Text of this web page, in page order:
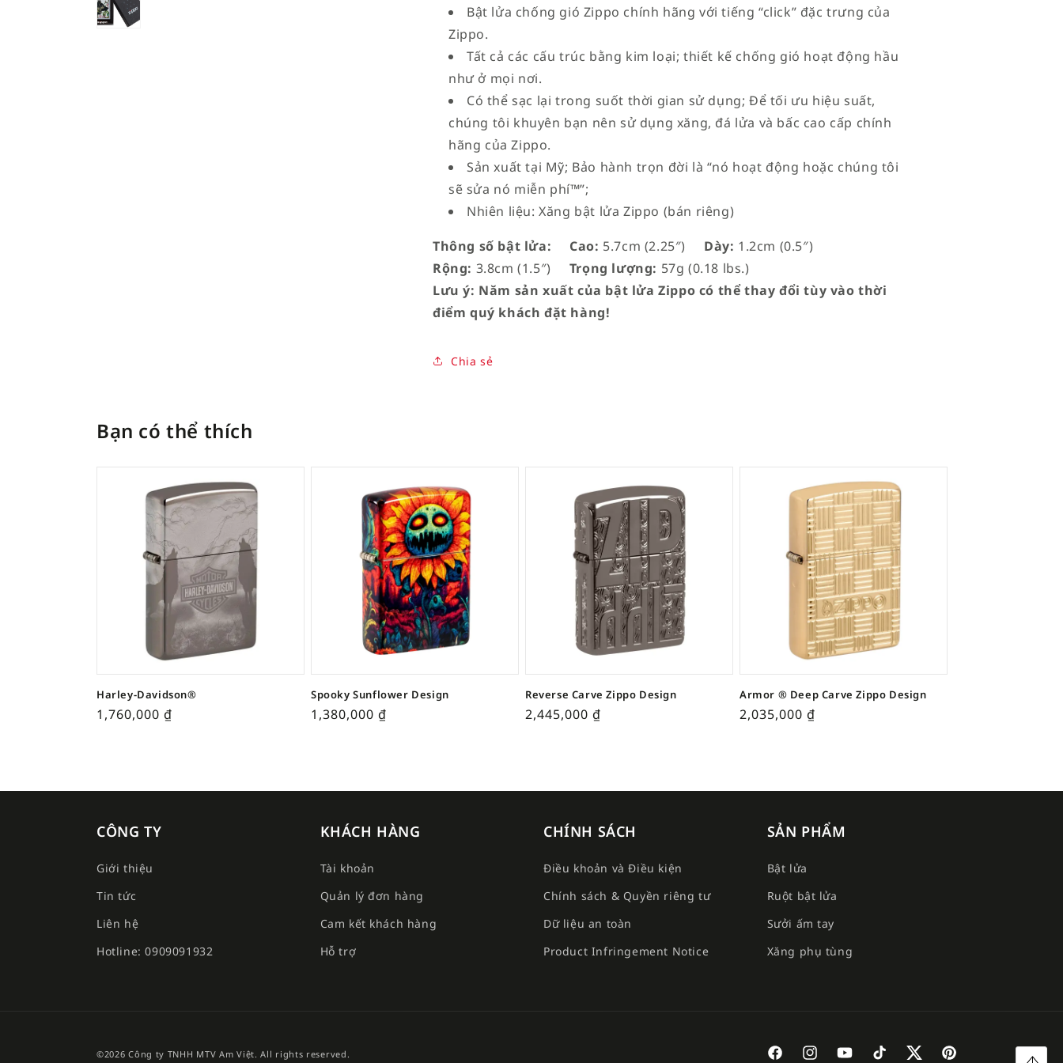
Bật lửa chống gió Zippo chính hãng với tiếng “click” đặc trưng của
Zippo.
Tất cả các cấu trúc bằng kim loại; thiết kế chống gió hoạt động hầu
như ở mọi nơi.
Có thể sạc lại trong suốt thời gian sử dụng; Để tối ưu hiệu suất,
chúng tôi khuyên bạn nên sử dụng xăng, đá lửa và bấc cao cấp chính
hãng của Zippo.
Sản xuất tại Mỹ; Bảo hành trọn đời là “nó hoạt động hoặc chúng tôi
sẽ sửa nó miễn phí™”;
Nhiên liệu: Xăng bật lửa Zippo (bán riêng)
Thông số bật lửa:
Cao: 5.7cm (2.25″) Dày: 1.2cm (0.5″)
Rộng: 3.8cm (1.5″) Trọng lượng: 57g (0.18 lbs.)
Lưu ý: Năm sản xuất của bật lửa Zippo có thể thay đổi tùy vào thời
điểm quý khách đặt hàng!
Chia sẻ
Bạn có thể thích
Harley-Davidson®
1,760,000 ₫
Spooky Sunflower Design
1,380,000 ₫
Reverse Carve Zippo Design
2,445,000 ₫
Armor ® Deep Carve Zippo Design
2,035,000 ₫
CÔNG TY
Giới thiệu
Tin tức
Liên hệ
Hotline: 0909091932
KHÁCH HÀNG
Tài khoản
Quản lý đơn hàng
Cam kết khách hàng
Hỗ trợ
CHÍNH SÁCH
Điều khoản và Điều kiện
Chính sách & Quyền riêng tư
Dữ liệu an toàn
Product Infringement Notice
SẢN PHẨM
Bật lửa
Ruột bật lửa
Sưởi ấm tay
Xăng phụ tùng
©2026 Công ty TNHH MTV Am Việt. All rights reserved.